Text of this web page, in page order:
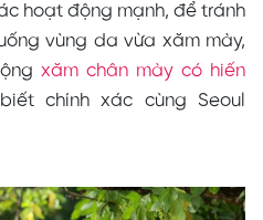
hoạt động mạnh, để tránh
vùng da vừa xăm mày,
xăm chân mày có hiến
chính xác cùng Seoul